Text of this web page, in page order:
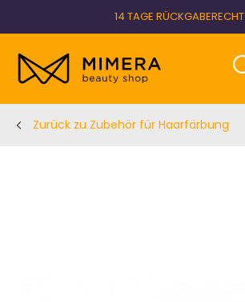
14 TAGE RÜCKGABERECHT
Zurück zu Zubehör für Haarfärbung